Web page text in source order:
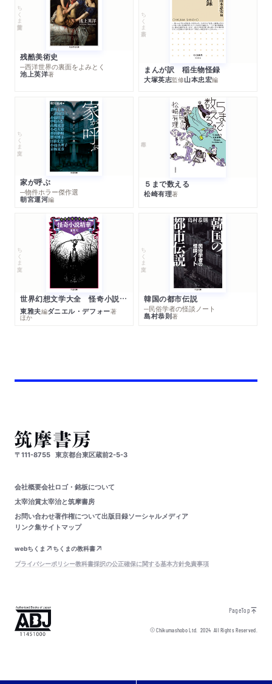
ちくま学芸文庫
残酷美術史
─西洋世界の裏面をよみとく
池上英洋著
ちくま新書
まんが訳 稲生物怪録
大塚英志監修山本忠宏編
ちくま文庫
家が呼ぶ
─物件ホラー傑作選
朝宮運河編
５まで数える
松崎有理著
ちくま文庫
世界幻想文学大全 怪奇小説精華
東雅夫編ダニエル・デフォー著
ほか
ちくま文庫
韓国の都市伝説
─民俗学者の怪談ノート
島村恭則著
〒111-8755 東京都台東区蔵前2-5-3
会社概要会社ロゴ・銘板について
太宰治賞太宰治と筑摩書房
お問い合わせ著作権について出版目録ソーシャルメディア
リンク集サイトマップ
webちくま
ちくまの教科書
プライバシーポリシー教科書採択の公正確保に関する基本方針免責事項
PageTop
© Chikumashobo Ltd.2024 All Rights Reserved.